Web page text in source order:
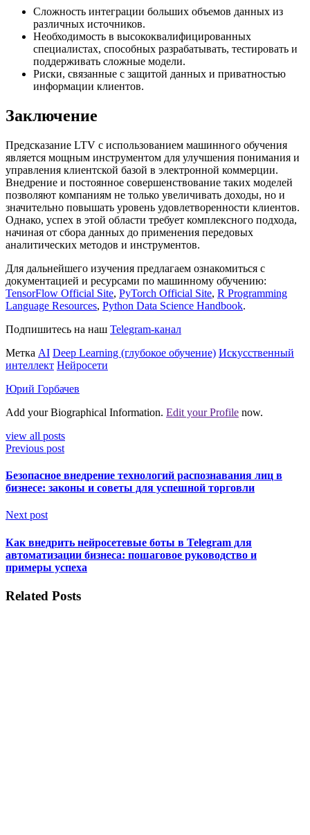
Сложность интеграции больших объемов данных из
различных источников.
Необходимость в высококвалифицированных
специалистах, способных разрабатывать, тестировать и
поддерживать сложные модели.
Риски, связанные с защитой данных и приватностью
информации клиентов.
Заключение
Предсказание LTV с использованием машинного обучения
является мощным инструментом для улучшения понимания и
управления клиентской базой в электронной коммерции.
Внедрение и постоянное совершенствование таких моделей
позволяют компаниям не только увеличивать доходы, но и
значительно повышать уровень удовлетворенности клиентов.
Однако, успех в этой области требует комплексного подхода,
начиная от сбора данных до применения передовых
аналитических методов и инструментов.
Для дальнейшего изучения предлагаем ознакомиться с
документацией и ресурсами по машинному обучению:
TensorFlow Official Site, PyTorch Official Site, R Programming
Language Resources, Python Data Science Handbook.
Подпишитесь на наш Telegram-канал
Метка AI Deep Learning (глубокое обучение) Искусственный
интеллект Нейросети
Юрий Горбачев
Add your Biographical Information. Edit your Profile now.
view all posts
Previous post
Безопасное внедрение технологий распознавания лиц в
бизнесе: законы и советы для успешной торговли
Next post
Как внедрить нейросетевые боты в Telegram для
автоматизации бизнеса: пошаговое руководство и
примеры успеха
Related Posts